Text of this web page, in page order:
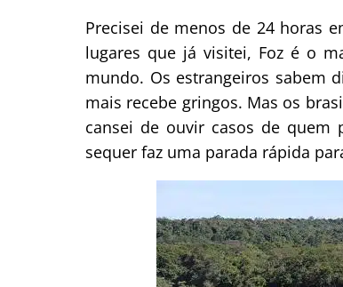
Precisei de menos de 24 horas
lugares que já visitei, Foz é o
mundo. Os estrangeiros sabem
mais recebe gringos. Mas os
cansei de ouvir casos de quem
sequer faz uma parada rápida